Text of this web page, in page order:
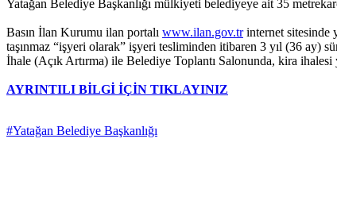
Yatağan Belediye Başkanlığı mülkiyeti belediyeye ait 35
Basın İlan Kurumu ilan portalı www.ilan.gov.trinternet sitesinde
taşınmaz “işyeri olarak” işyeri tesliminden itibaren 3 yıl (36 ay)
İhale (Açık Artırma) ile Belediye Toplantı Salonunda, kira
AYRINTILI BİLGİ İÇİN TIKLAYINIZ
#Yatağan Belediye Başkanlığı